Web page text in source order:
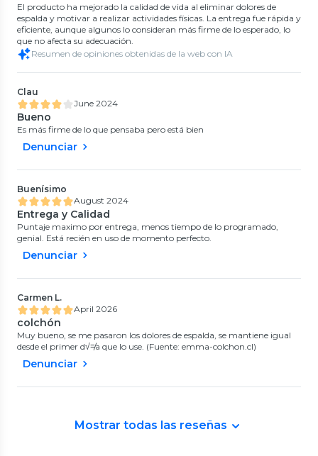
El producto ha mejorado la calidad de vida al eliminar dolores de
espalda y motivar a realizar actividades físicas. La entrega fue rápida y
eficiente, aunque algunos lo consideran más firme de lo esperado, lo
que no afecta su adecuación.
Resumen de opiniones obtenidas de la web con IA
Clau
June 2024
Bueno
Es más firme de lo que pensaba pero está bien
Denunciar
Buenísimo
August 2024
Entrega y Calidad
Puntaje maximo por entrega, menos tiempo de lo programado,
genial. Está recién en uso de momento perfecto.
Denunciar
Carmen L.
April 2026
colchón
Muy bueno, se me pasaron los dolores de espalda, se mantiene igual
desde el primer d√≠a que lo use. (Fuente: emma-colchon.cl)
Denunciar
Mostrar todas las reseñas